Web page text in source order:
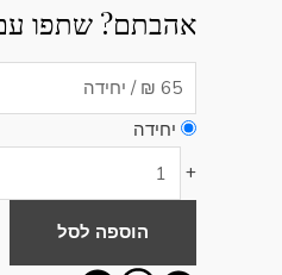
אהבתם? שתפו
יחידה
+
הוספה לסל